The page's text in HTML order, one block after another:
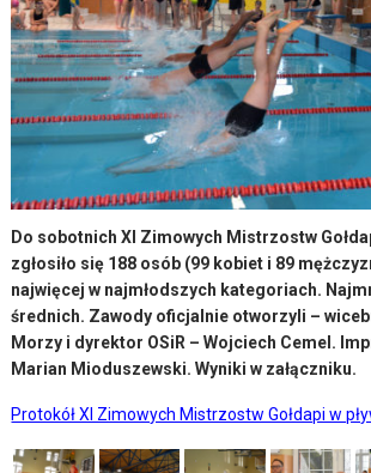
Do sobotnich XI Zimowych Mistrzostw
zgłosiło się 188 osób (99 kobiet i 89
najwięcej w najmłodszych kategoriach.
średnich. Zawody oficjalnie otworzyli –
Morzy i dyrektor OSiR – Wojciech Cemel.
Marian Mioduszewski. Wyniki w załączniku.
Protokół XI Zimowych Mistrzostw Gołdapi w